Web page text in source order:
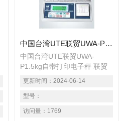
中国台湾UTE联贸UWA-P1.5kg自带打印电子秤 联贸UWA-P1.5kg微型打印不干胶电子秤
中国台湾UTE联贸UWA-
P1.5kg自带打印电子秤 联贸
UWA-P1.5kg微型打印不干胶
电子秤 使用高精度传感器,精
度达1/15000~1/30000. 采用
大型显示屏幕,明显易读. 交直
流两用,配备充电电池. 内置重
更新时间： 2024-06-14
型号：
访问量： 1769